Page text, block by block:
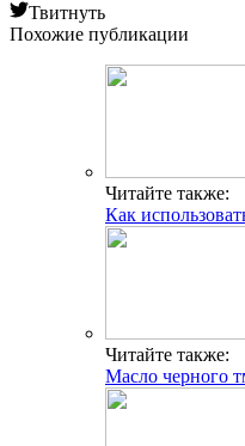
Твитнуть
Похожие публикации
Читайте также:
Как
Читайте также:
Масло черного